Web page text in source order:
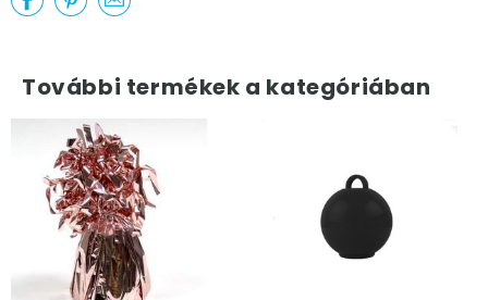
További termékek a kategóriában